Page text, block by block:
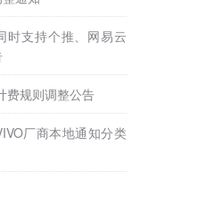
时支持个推、网易云
费规则调整公告
厂商本地通知分类